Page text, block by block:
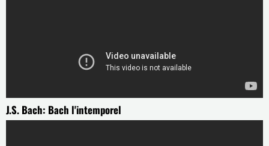
J.S. Bach: Bach l'intemporel